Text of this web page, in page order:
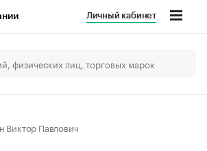
Личный кабинет
Виктор Павлович